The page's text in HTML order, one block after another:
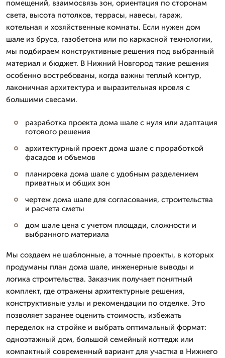
помещений, взаимосвязь зон, ориентация по сторонам
света, высота потолков, террасы, навесы, гараж,
котельная и хозяйственные комнаты. Если нужен дом
шале из бруса, газобетона или по каркасной технологии,
мы подбираем конструктивные решения под выбранный
материал и бюджет. В Нижний Новгород такие решения
особенно востребованы, когда важны теплый контур,
лаконичная архитектура и выразительная кровля с
большими свесами.
разработка проекта дома шале с нуля или адаптация
готового решения
архитектурный проект дома шале с проработкой
фасадов и объемов
планировка дома шале с удобным разделением
приватных и общих зон
чертеж дома шале для согласования, строительства
и расчета сметы
дом шале цена с учетом площади, сложности и
выбранного материала
Мы создаем не шаблонные, а точные проекты, в которых
продуманы план дома шале, инженерные выводы и
логика строительства. Заказчик получает понятный
комплект, где отражены архитектурные решения,
конструктивные узлы и рекомендации по отделке. Это
позволяет заранее оценить стоимость, избежать
переделок на стройке и выбрать оптимальный формат:
одноэтажный дом, большой семейный коттедж или
компактный современный вариант для участка в Нижнего